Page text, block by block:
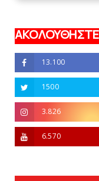
13.100
1500
3.826
6.570